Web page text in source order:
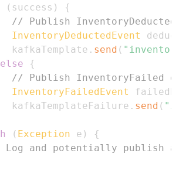
( success )
{
// Publish
InventoryDeductedEvent
kafkaTemplate
. send (
else
{
// Publish InventoryFailed
InventoryFailedEvent
kafkaTemplateFailure
. send (
( Exception e )
{
and potentially publish